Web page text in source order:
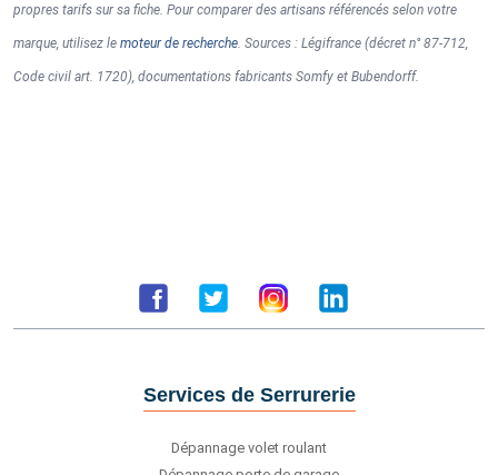
propres tarifs sur sa fiche. Pour comparer des artisans référencés selon votre
marque, utilisez le moteur de recherche . Sources : Légifrance (décret n° 87-712,
Code civil art. 1720), documentations fabricants Somfy et Bubendorff.
Services de Serrurerie
Dépannage volet roulant